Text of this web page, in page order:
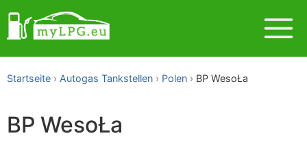
Startseite Autogas Tankstellen Polen BP WesoŁa
BP WesoŁa